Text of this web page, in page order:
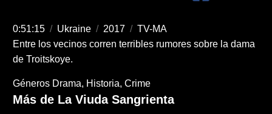
0:51:15 / Ukraine / 2017 / TV-MA
Entre los vecinos corren terribles rumores sobre la dama
de Troitskoye.
Géneros Drama Historia Crime
Más de La Viuda Sangrienta